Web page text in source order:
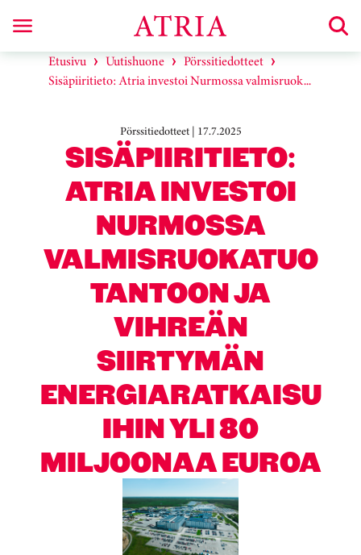
Etusivu Uutishuone
Pörssitiedotteet
Sisäpiiritieto: Atria investoi Nurmossa valmisruok...
Pörssitiedotteet | 17.7.2025
SISÄPIIRITIETO:
ATRIA INVESTOI
NURMOSSA
VALMISRUOKATUO
TANTOON JA
VIHREÄN
SIIRTYMÄN
ENERGIARATKAISU
IHIN YLI 80
MILJOONAA EUROA